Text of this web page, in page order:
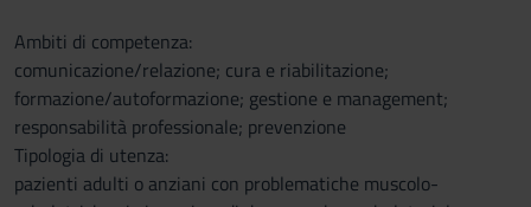
Ambiti di competenza:
comunicazione/relazione; cura e riabilitazione;
formazione/autoformazione; gestione e management;
responsabilità professionale; prevenzione
Tipologia di utenza:
pazienti adulti o anziani con problematiche muscolo-